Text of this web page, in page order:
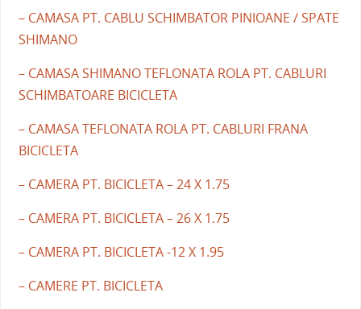
– CAMASA PT. CABLU SCHIMBATOR PINIOANE / SPATE
SHIMANO
– CAMASA SHIMANO TEFLONATA ROLA PT. CABLURI
SCHIMBATOARE BICICLETA
– CAMASA TEFLONATA ROLA PT. CABLURI FRANA
BICICLETA
– CAMERA PT. BICICLETA – 24 X 1.75
– CAMERA PT. BICICLETA – 26 X 1.75
– CAMERA PT. BICICLETA -12 X 1.95
– CAMERE PT. BICICLETA